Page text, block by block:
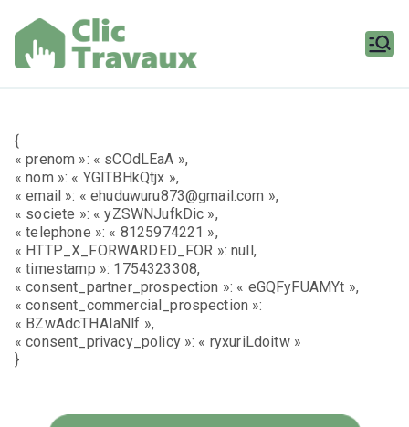
contenu
{
« prenom »: « sCOdLEaA »,
« nom »: « YGlTBHkQtjx »,
« email »: « ehuduwuru873@gmail.com »,
« societe »: « yZSWNJufkDic »,
« telephone »: « 8125974221 »,
« HTTP_X_FORWARDED_FOR »: null,
« timestamp »: 1754323308,
« consent_partner_prospection »: « eGQFyFUAMYt »,
« consent_commercial_prospection »:
« BZwAdcTHAIaNlf »,
« consent_privacy_policy »: « ryxuriLdoitw »
}